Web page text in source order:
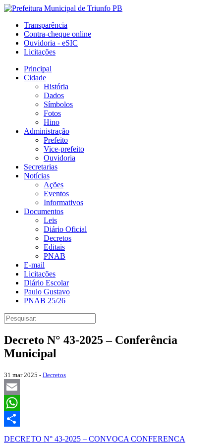
Transparência
Contra-cheque online
Ouvidoria - eSIC
Licitações
Principal
Cidade
História
Dados
Símbolos
Fotos
Hino
Administração
Prefeito
Vice-prefeito
Ouvidoria
Secretarias
Notícias
Ações
Eventos
Informativos
Documentos
Leis
Diário Oficial
Decretos
Editais
PNAB
E-mail
Licitações
Diário Escolar
Paulo Gustavo
PNAB 25/26
Decreto N° 43-2025 – Conferência
Municipal
31 mar 2025 - Decretos
Email
WhatsApp
Share
DECRETO N° 43-2025 – CONVOCA CONFERENCA